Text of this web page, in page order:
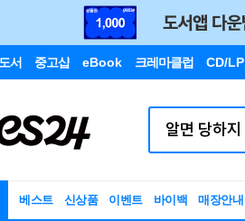
서 중고샵 eBook 크레마클럽 CD/LP
베스트 신상품 이벤트 바이백 매장안내